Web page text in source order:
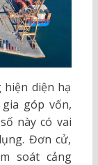
diện hạ
góp vốn,
này có vai
Đơn cử,
soát cảng